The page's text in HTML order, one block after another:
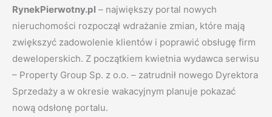
RynekPierwotny.pl – największy portal nowych
nieruchomości rozpoczął wdrażanie zmian, które mają
zwiększyć zadowolenie klientów i poprawić obsługę firm
deweloperskich. Z początkiem kwietnia wydawca serwisu
– Property Group Sp. z o.o. – zatrudnił nowego Dyrektora
Sprzedaży a w okresie wakacyjnym planuje pokazać
nową odsłonę portalu.